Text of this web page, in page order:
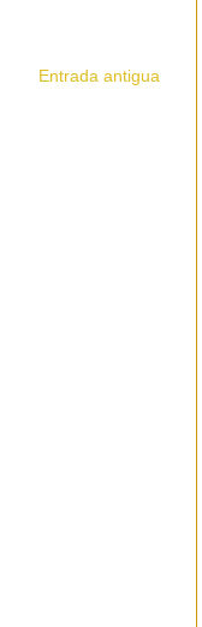
Entrada antigua